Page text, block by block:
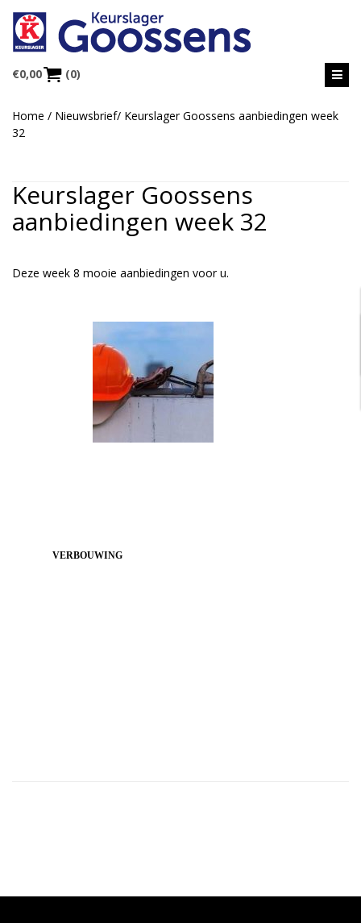
€0,00 (0)
Home / Nieuwsbrief/ Keurslager Goossens aanbiedingen week
32
Keurslager Goossens
aanbiedingen week 32
Deze week 8 mooie aanbiedingen voor u.
VERBOUWING